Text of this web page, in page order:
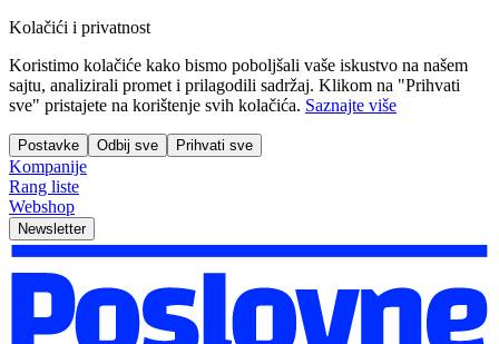
Kolačići i privatnost
Koristimo kolačiće kako bismo poboljšali vaše iskustvo na našem
sajtu, analizirali promet i prilagodili sadržaj. Klikom na "Prihvati
sve" pristajete na korištenje svih kolačića. Saznajte više
Postavke Odbij sve Prihvati sve
Kompanije
Rang liste
Webshop
Newsletter